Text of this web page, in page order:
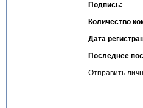
Подпись:
Количество
Дата
Последнее
Отправить